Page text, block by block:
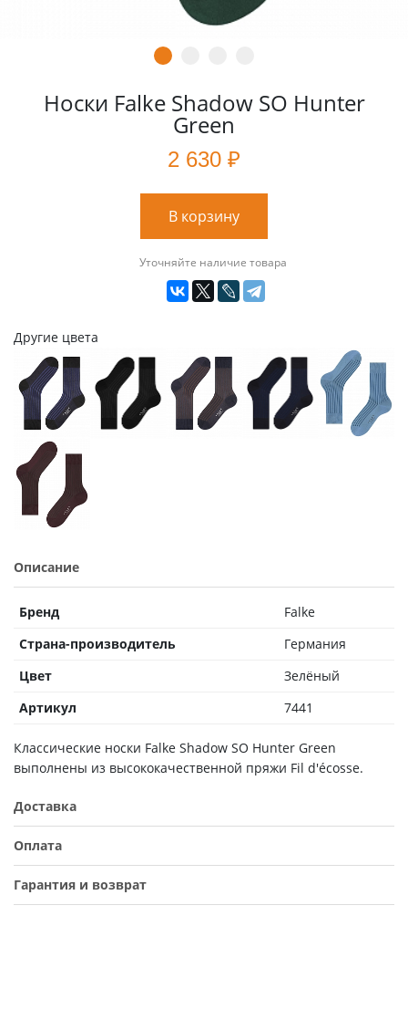
Носки Falke Shadow SO Hunter
Green
2 630 ₽
В корзину
Уточняйте наличие товара
Другие цвета
Описание
Бренд
Falke
Страна-производитель
Германия
Цвет
Зелёный
Артикул
7441
Классические носки Falke Shadow SO Hunter Green
выполнены из высококачественной пряжи Fil d'écosse.
Доставка
Оплата
Гарантия и возврат